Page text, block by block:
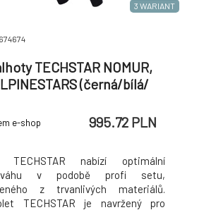
3 WARIANT
TECHSTAR NOMUR,
(černá/bílá/
e-shop 995.72 PLN
TECHSTAR nabízí optimální
v podobě profi setu,
z trvanlivých materiálů.
TECHSTAR je navržený pro